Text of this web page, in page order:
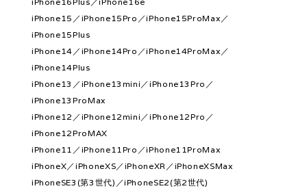
iPhone15／iPhone15Pro／iPhone15ProMax／
iPhone15Plus
iPhone14／iPhone14Pro／iPhone14ProMax／
iPhone14Plus
iPhone13／iPhone13mini／iPhone13Pro／
iPhone13ProMax
iPhone12／iPhone12mini／iPhone12Pro／
iPhone12ProMAX
iPhone11／iPhone11Pro／iPhone11ProMax
iPhoneX／iPhoneXS／iPhoneXR／iPhoneXSMax
iPhoneSE3(第3世代)／iPhoneSE2(第2世代)